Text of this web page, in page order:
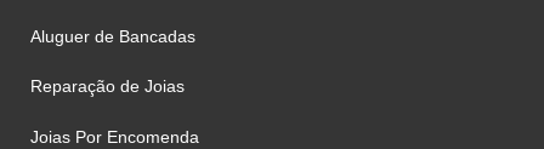
Aluguer de Bancadas
Reparação de Joias
Joias Por Encomenda